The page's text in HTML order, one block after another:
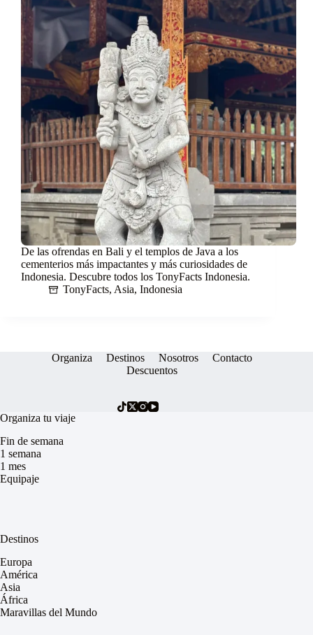
De las ofrendas en Bali y el templos de Java a los
cementerios más impactantes y más curiosidades de
Indonesia. Descubre todos los TonyFacts Indonesia.
TonyFacts, Asia, Indonesia
Organiza Destinos Nosotros
Contacto
Descuentos
Organiza tu viaje
Fin de semana
1 semana
1 mes
Equipaje
Destinos
Europa
América
Asia
África
Maravillas del Mundo